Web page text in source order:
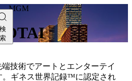
検
索
MGM
COTAI
技術でアートとエンターテイ
。ギネス世界記録™に認定され